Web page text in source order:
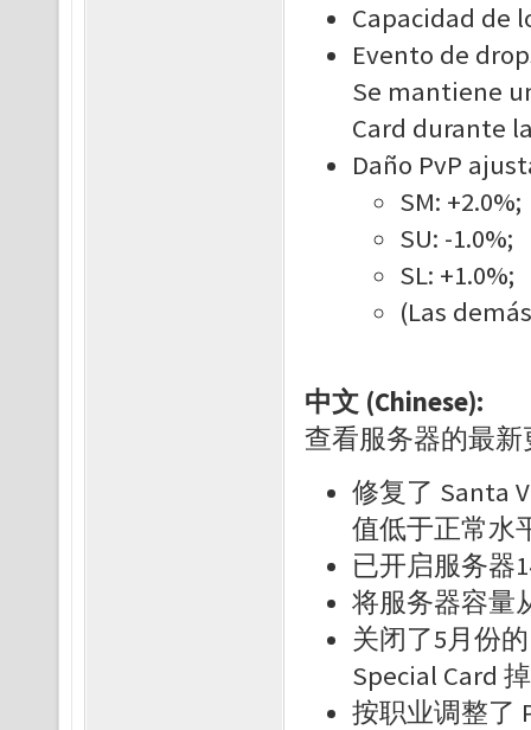
Capacidad de
Evento de
Se mantiene
Card durante
Daño PvP
SM:
SU: -1.0%;
SL: +1.0%;
(Las
中文 (Chinese):
查看服务器的最
修复了 Santa
值低于正常
已开启服务器
将服务器容量
关闭了5月份
Special Card
按职业调整了